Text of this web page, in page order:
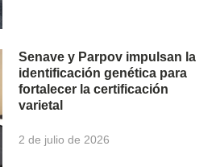
Senave y Parpov impulsan la
identificación genética para
fortalecer la certificación
varietal
2 de julio de 2026